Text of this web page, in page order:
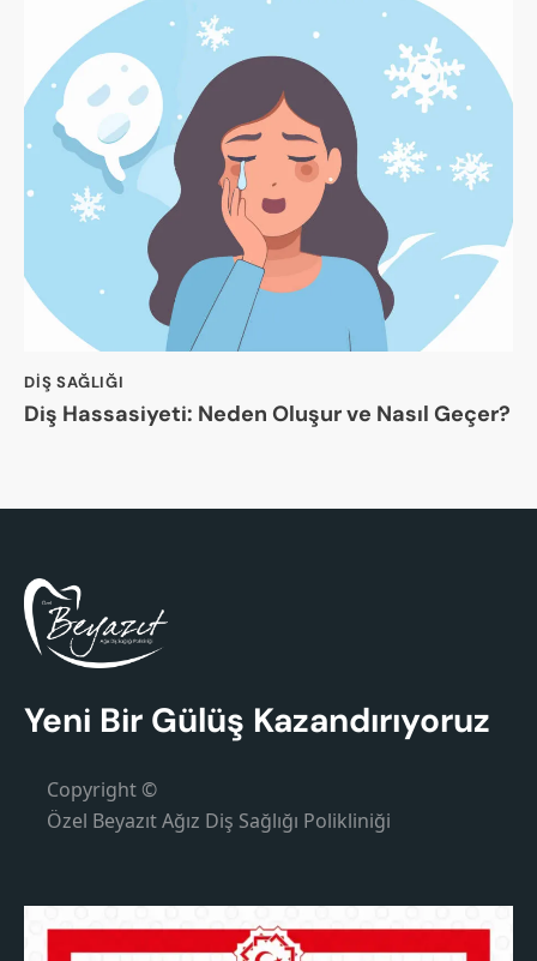
DIŞ SAĞLIĞI
Diş Hassasiyeti: Neden Oluşur ve Nasıl Geçer?
Yeni Bir Gülüş Kazandırıyoruz
Copyright ©
Özel Beyazıt Ağız Diş Sağlığı Polikliniği